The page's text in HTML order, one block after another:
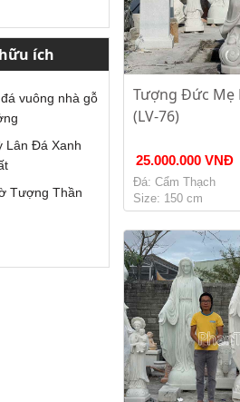
ích
vuông nhà gỗ
Lân Đá Xanh
Tượng Thần
Tượng Đức Mẹ
(LV-76)
25.000.000 VNĐ
Đá: Cẩm Thạch
Size: 150 cm